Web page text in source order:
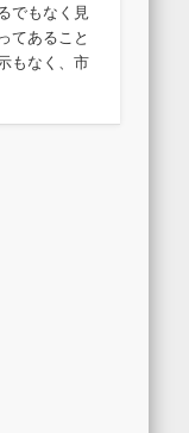
でもなく見
てあること
もなく、市